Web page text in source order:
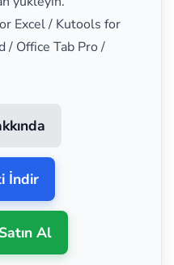
Excel / Kutools for
/ Office Tab Pro /
İndir
Al